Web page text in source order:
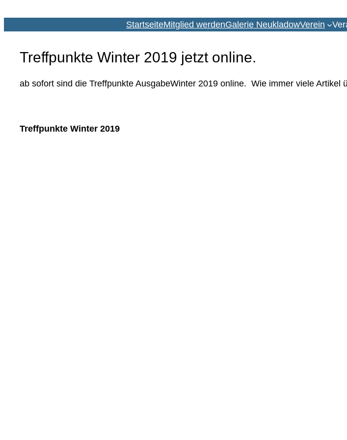
StartseiteMitglied werdenGalerie NeukladowVerein
Treffpunkte Winter 2019 jetzt online.
ab sofort sind die Treffpunkte AusgabeWinter 2019 online. Wie immer viele Artikel
Treffpunkte Winter 2019